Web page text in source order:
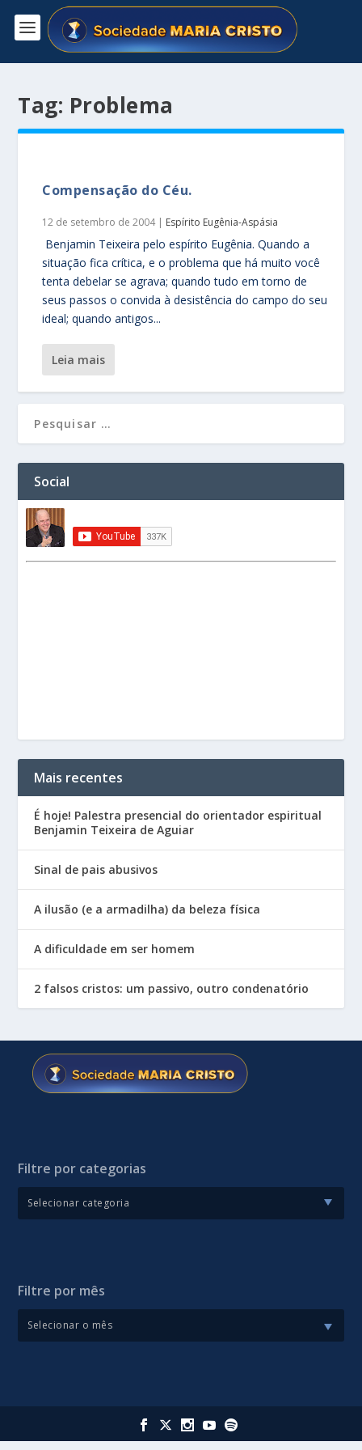
Tag: Problema
Compensação do Céu.
12 de setembro de 2004| Espírito Eugênia-Aspásia
Benjamin Teixeira pelo espírito Eugênia. Quando a
situação fica crítica, e o problema que há muito você
tenta debelar se agrava; quando tudo em torno de
seus passos o convida à desistência do campo do seu
ideal; quando antigos...
leia mais
Social
Mais recentes
É hoje! Palestra presencial do orientador espiritual
Benjamin Teixeira de Aguiar
Sinal de pais abusivos
A ilusão (e a armadilha) da beleza física
A dificuldade em ser homem
2 falsos cristos: um passivo, outro condenatório
Filtre por categorias
Filtre por mês